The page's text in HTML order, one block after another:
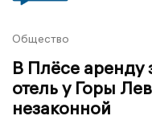
Общество
В Плёсе
отель у Горы
незаконной